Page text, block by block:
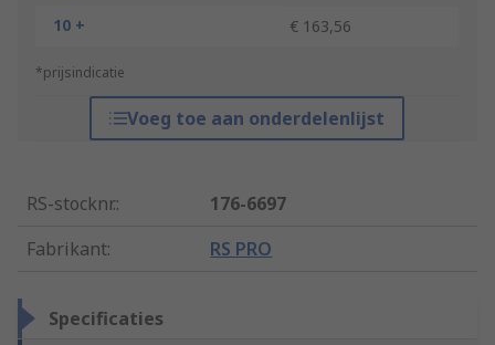
10 +
€ 163,56
*prijsindicatie
Voeg toe aan onderdelenlijst
RS-stocknr.:
176-6697
Fabrikant: RS PRO
Specificaties